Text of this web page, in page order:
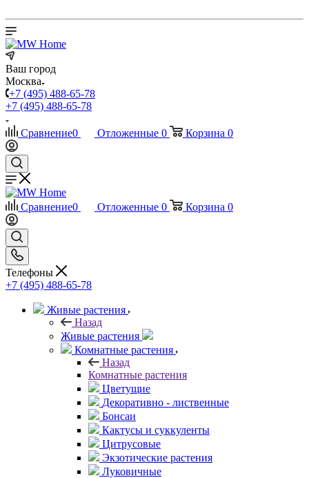
Ваш город
Москва
+7 (495) 488-65-78
+7 (495) 488-65-78
Сравнение0 Отложенные 0 Корзина 0
Сравнение0 Отложенные 0 Корзина 0
Телефоны
+7 (495) 488-65-78
Живые растения
Назад
Живые растения
Комнатные растения
Назад
Комнатные растения
Цветущие
Декоративно - лиственные
Бонсаи
Кактусы и суккуленты
Цитрусовые
Экзотические растения
Луковичные